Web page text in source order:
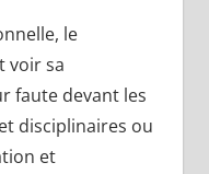
le
voir sa
faute devant les
disciplinaires ou
et